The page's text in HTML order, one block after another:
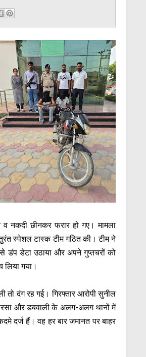
नकदी छीनकर फरार हो गए। मामला
स्पेशल टास्क टीम गठित की। टीम ने
डेटा उठाया और अपने गुप्तचरों को
गया।
दंग रह गई। गिरफ्तार आरोपी सुनील
और डबवाली के अलग-अलग थानों में
दर्ज हैं। वह हर बार जमानत पर बाहर